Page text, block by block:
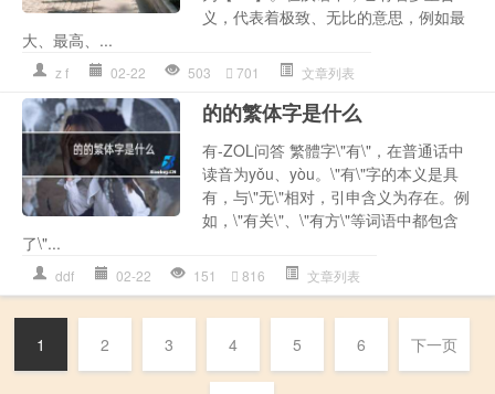
义，代表着极致、无比的意思，例如最
大、最高、...
z f 02-22 503 701 文章列表
的的繁体字是什么
有-ZOL问答 繁體字\"有\"，在普通话中
读音为yǒu、yòu。\"有\"字的本义是具
有，与\"无\"相对，引申含义为存在。例
如，\"有关\"、\"有方\"等词语中都包含
了\"...
ddf 02-22 151 816 文章列表
1 2 3 4 5 6 下一页